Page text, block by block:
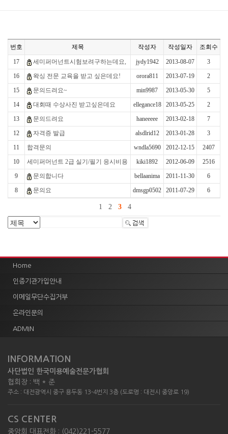
번호 제목 작성자 작성일자 조회수
17 세미퍼머넌트시험보려구하는데요, jydy1942 2013-08-07
3
16
왁싱 전문 교육을 받고 싶은데요! orora811 2013-07-19
2
15
문의드려요~ min9987 2013-05-30
5
14
대회때 수상사진 받고싶은데요 ellegance18 2013-05-25
2
13
문의드려요 haneeeee 2013-02-18
7
12
자격증 발급 alsdlrid12 2013-01-28
3
11
합격문의 wndla5690 2012-12-15
2407
10
세미퍼머넌트 2급 실기/필기 응시비용 kiki1892 2012-06-09
2516
9
문의합니다 bellaanima 2011-11-30
6
8
문의요 dmsgp0502 2011-07-29 6
1 2 3 4
Home
인증기관가입안내
이메일무단수집거부
온라인문의
ADMIN
INFORMATION
사단법인 한국미용예술전문가협회
협회장 : 백 * 준
주소 : 대전광역시 중구 용두동 13-4번지 3층 (도로명 : 대전시 중앙로 19)
CS CENTER
중앙회 대표전화 : (042)221-5577